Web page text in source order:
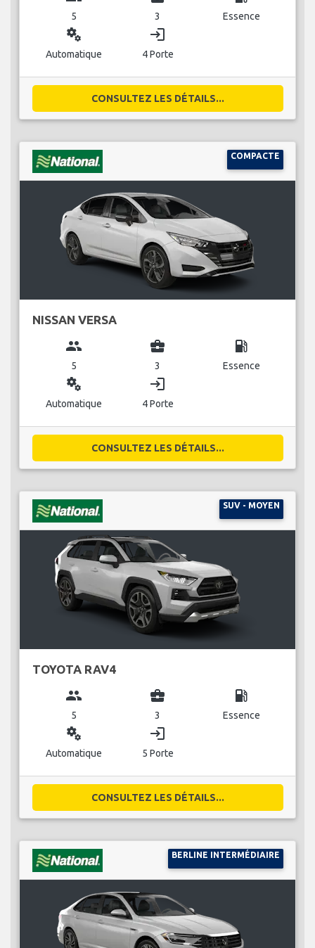
5 3 Essence
miscellaneous_services
Automatique
login
4 Porte
CONSULTEZ LES DÉTAILS...
COMPACTE
NISSAN VERSA
group
5
business_center
3
local_gas_station
Essence
miscellaneous_services
Automatique
login
4 Porte
CONSULTEZ LES DÉTAILS...
SUV - MOYEN
TOYOTA RAV4
group
5
business_center
3
local_gas_station
Essence
miscellaneous_services
Automatique
login
5 Porte
CONSULTEZ LES DÉTAILS...
BERLINE INTERMÉDIAIRE